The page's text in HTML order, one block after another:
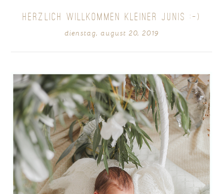
POST COMMENT
HERZLICH WILLKOMMEN KLEINER JUNIS :-)
dienstag, august 20, 2019